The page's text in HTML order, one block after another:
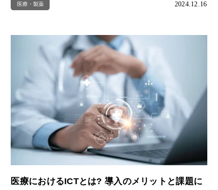
医療・製薬 2024.12.16
医療におけるICTとは? 導入のメリットと課題に